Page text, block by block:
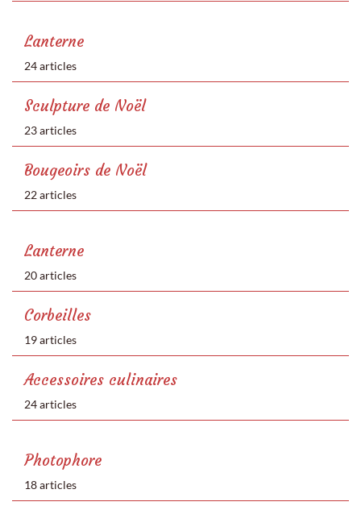
Lanterne
24 articles
Sculpture de Noël
23 articles
Bougeoirs de Noël
22 articles
Lanterne
20 articles
Corbeilles
19 articles
Accessoires culinaires
24 articles
Photophore
18 articles